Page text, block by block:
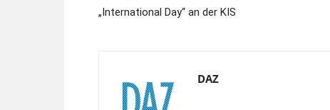
„International Day“ an der KIS
DAZ